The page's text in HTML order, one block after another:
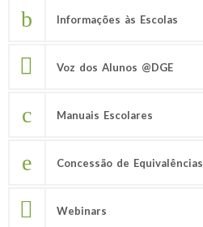
Informações às Escolas
Voz dos Alunos @DGE
Manuais Escolares
Concessão de Equivalências
Webinars